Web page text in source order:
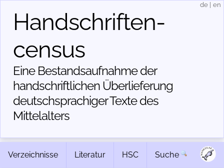
Handschriften­
census
Eine Bestandsaufnahme der
handschriftlichen Über­lieferung
deutschsprachiger Texte des
Mittelalters
de en
Verzeichnisse Literatur HSC Suche